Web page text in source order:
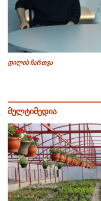
დილის ჩართვა
მულტიმედია